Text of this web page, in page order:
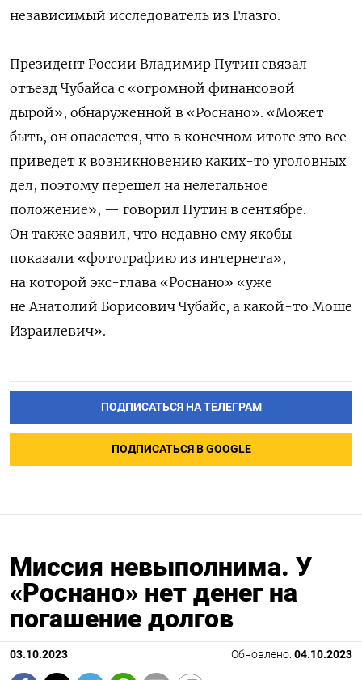
независимый исследователь из Глазго.
Президент России Владимир Путин связал
отъезд Чубайса с «огромной финансовой
дырой», обнаруженной в «Роснано». «Может
быть, он опасается, что в конечном итоге это все
приведет к возникновению каких-то уголовных
дел, поэтому перешел на нелегальное
положение», — говорил Путин в сентябре.
Он также заявил, что недавно ему якобы
показали «фотографию из интернета»,
на которой экс-глава «Роснано» «уже
не Анатолий Борисович Чубайс, а какой-то Моше
Израилевич».
ПОДПИСАТЬСЯ НА ТЕЛЕГРАМ
ПОДПИСАТЬСЯ В GOOGLE
Миссия невыполнима. У
«Роснано» нет денег на
погашение долгов
03.10.2023 Обновлено: 04.10.2023